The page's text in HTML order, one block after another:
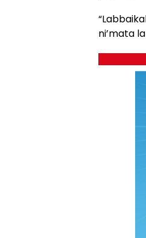
ni’mata